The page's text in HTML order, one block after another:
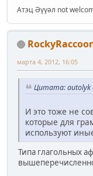
Атэц Әүүәл not
марта 4, 2012, 16:05
Цитата: autolyk
И это тоже не
которые для
используют
Типа глагольных